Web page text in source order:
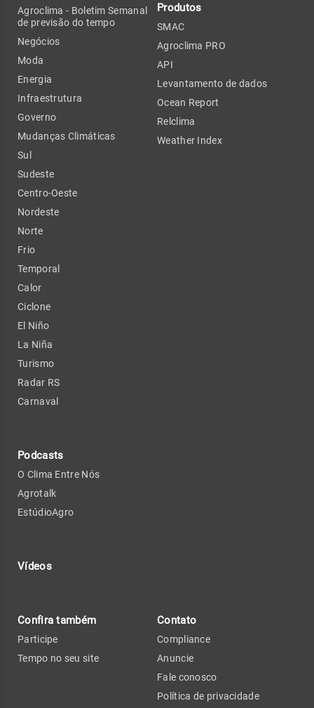
Agroclima - Boletim Semanal
de previsão do tempo
Negócios
Moda
Energia
Infraestrutura
Governo
Mudanças Climáticas
Sul
Sudeste
Centro-Oeste
Nordeste
Norte
Frio
Temporal
Calor
Ciclone
El Niño
La Niña
Turismo
Radar RS
Carnaval
Podcasts
O Clima Entre Nós
Agrotalk
EstúdioAgro
Vídeos
Produtos
SMAC
Agroclima PRO
API
Levantamento de dados
Ocean Report
Relclima
Weather Index
Confira também
Participe
Tempo no seu site
Contato
Compliance
Anuncie
Fale conosco
Política de privacidade